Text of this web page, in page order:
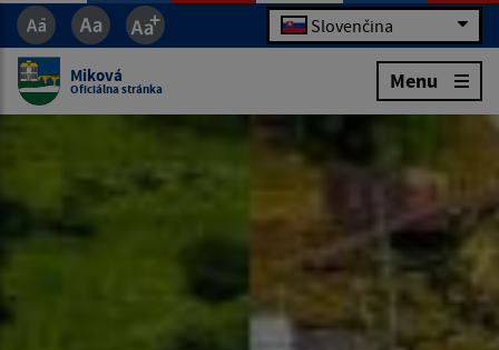
Slovenčina
Miková
Oficiálna stránka Menu